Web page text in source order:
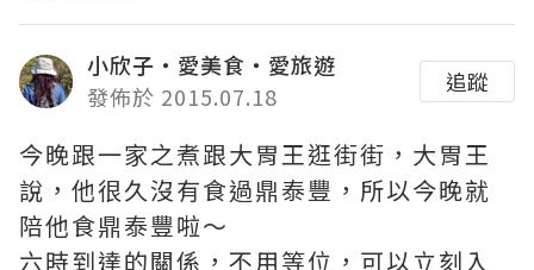
小欣子‧愛美食‧愛旅遊
發佈於 2015.07.18
追蹤
今晚跟一家之煮跟大胃王逛街街，大胃王
說，他很久沒有食過鼎泰豐，所以今晚就
陪他食鼎泰豐啦～
六時到達的關係，不用等位，可以立刻入